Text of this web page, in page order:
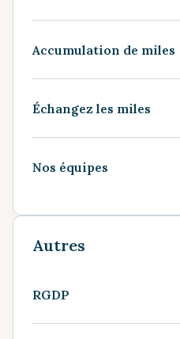
Accumulation de miles
Échangez les miles
Nos équipes
Autres
RGDP